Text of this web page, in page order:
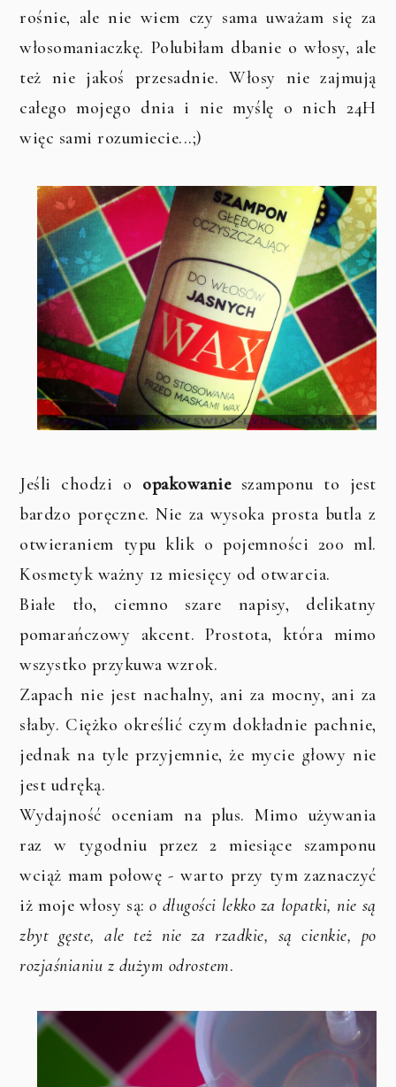
rośnie, ale nie wiem czy sama uważam się za
włosomaniaczkę. Polubiłam dbanie o włosy, ale
też nie jakoś przesadnie. Włosy nie zajmują
całego mojego dnia i nie myślę o nich 24H
więc sami rozumiecie...;)
Jeśli chodzi o opakowanieszamponu to jest
bardzo poręczne. Nie za wysoka prosta butla z
otwieraniem typu klik o pojemności 200 ml.
Kosmetyk ważny 12 miesięcy od otwarcia.
Białe tło, ciemno szare napisy, delikatny
pomarańczowy akcent. Prostota, która mimo
wszystko przykuwa wzrok.
Zapach nie jest nachalny, ani za mocny, ani za
słaby. Ciężko określić czym dokładnie pachnie,
jednak na tyle przyjemnie, że mycie głowy nie
jest udręką.
Wydajność oceniam na plus. Mimo używania
raz w tygodniu przez 2 miesiące szamponu
wciąż mam połowę - warto przy tym zaznaczyć
iż moje włosy są:o długości lekko za łopatki, nie są
zbyt gęste, ale też nie za rzadkie, są cienkie, po
rozjaśnianiu z dużym odrostem.